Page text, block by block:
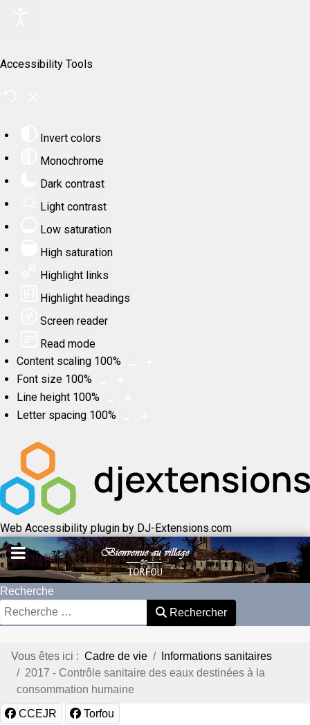
Accessibility Tools
Invert colors
Monochrome
Dark contrast
Light contrast
Low saturation
High saturation
Highlight links
Highlight headings
Screen reader
Read mode
Content scaling 100%
Font size 100%
Line height 100%
Letter spacing 100%
Web Accessibility plugin by DJ-Extensions.com
Recherche
Rechercher
Vous êtes ici : Cadre de vie
Informations sanitaires
2017 - Contrôle sanitaire des eaux destinées à la
consommation humaine
CCEJR Torfou